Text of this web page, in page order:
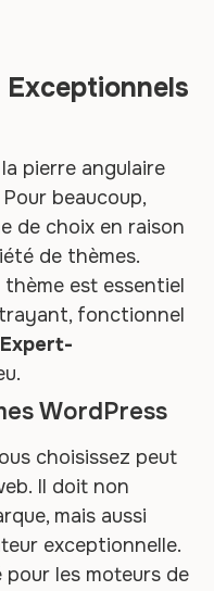
pierre angulaire
beaucoup,
de choix en raison
de thèmes.
est essentiel
fonctionnel
Expert-
WordPress
choisissez peut
Il doit non
mais aussi
exceptionnelle.
les moteurs de